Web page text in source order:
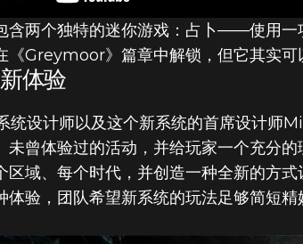
2020年4月29日
新的古
历史
含两个独特的迷你游戏：占卜——使用
《Greymoor》篇章中解锁，但它其实
体验
统设计师以及这个新系统的首席设计师
未曾体验过的活动，并给玩家一个充分
域、每个时代，并创造一种全新的方式
体验，团队希望新系统的玩法足够简短